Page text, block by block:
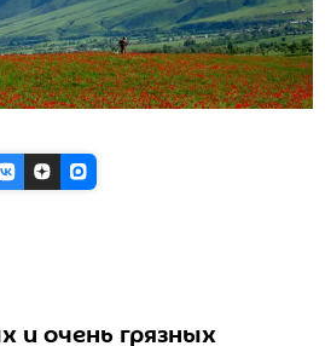
и очень грязных